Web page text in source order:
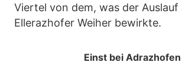
Viertel von dem, was der Auslauf
Ellerazhofer Weiher bewirkte.
Einst bei Adrazhofen